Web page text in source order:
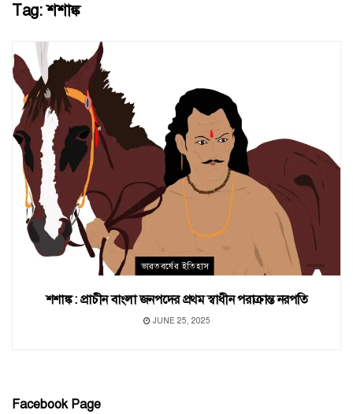
Tag:শশাঙ্ক
ভারতবর্ষের ইতিহাস
শশাঙ্ক : প্রাচীন বাংলা জনপদের প্রথম স্বাধীন পরাক্রান্ত নরপতি
JUNE 25, 2025
Facebook Page